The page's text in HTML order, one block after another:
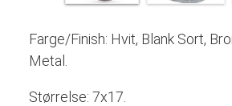
Farge/Finish: Hvit, Blank Sort,
Metal.
Størrelse: 7x17.